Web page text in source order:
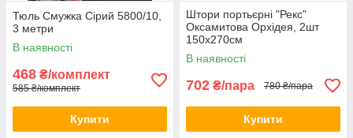
Тюль Смужка Сірий 5800/10,
3 метри
В наявності
468 ₴/комплект
585 ₴/комплект
Купити
Штори портьєрні "Рекс"
Оксамитова Орхідея, 2шт
150х270см
В наявності
702 ₴/пара 780 ₴/пара
Купити